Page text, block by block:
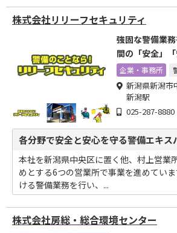
株式会社リリーフセキュリティ
強固な警備業
間の「安全」
ります
企業・事務所
新潟県新潟
新潟駅
025-287-8880
各分野で安全と安心を守る警備エキス
本社を新潟県中央区に置く他、村上営業
めとする6つの営業所で事業を進めてい
ける警備業務を行い、...
株式会社房総・総合環境センター